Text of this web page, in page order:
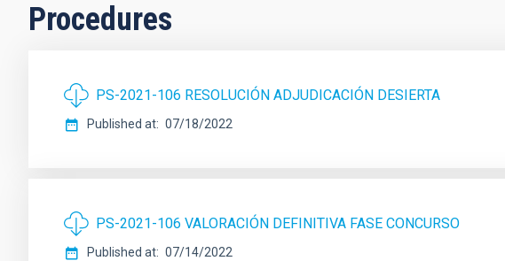
Procedures
PS-2021-106 RESOLUCIÓN ADJUDICACIÓN DESIERTA
Published at 07/18/2022
PS-2021-106 VALORACIÓN DEFINITIVA FASE CONCURSO
Published at 07/14/2022